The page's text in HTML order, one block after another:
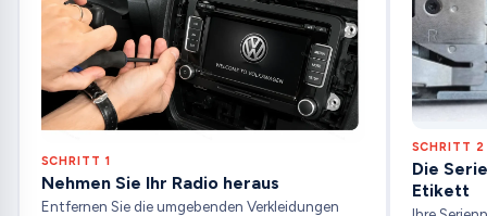
SCHRITT 1
Nehmen Sie Ihr Radio heraus
Entfernen Sie die umgebenden Verkleidungen
SCHRITT 2
Die
Etikett